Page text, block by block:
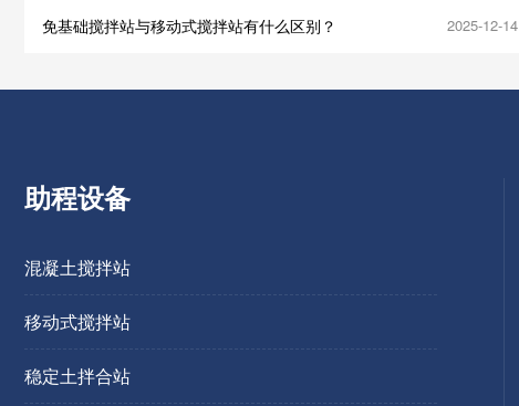
免基础搅拌站与移动式搅拌站有什么区别？ 2025-12-14
助程设备
混凝土搅拌站
移动式搅拌站
稳定土拌合站